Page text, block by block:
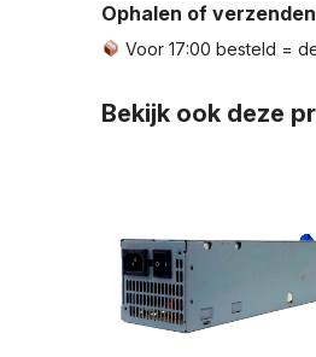
Ophalen of verzenden
Voor 17:00 besteld =
Bekijk ook deze